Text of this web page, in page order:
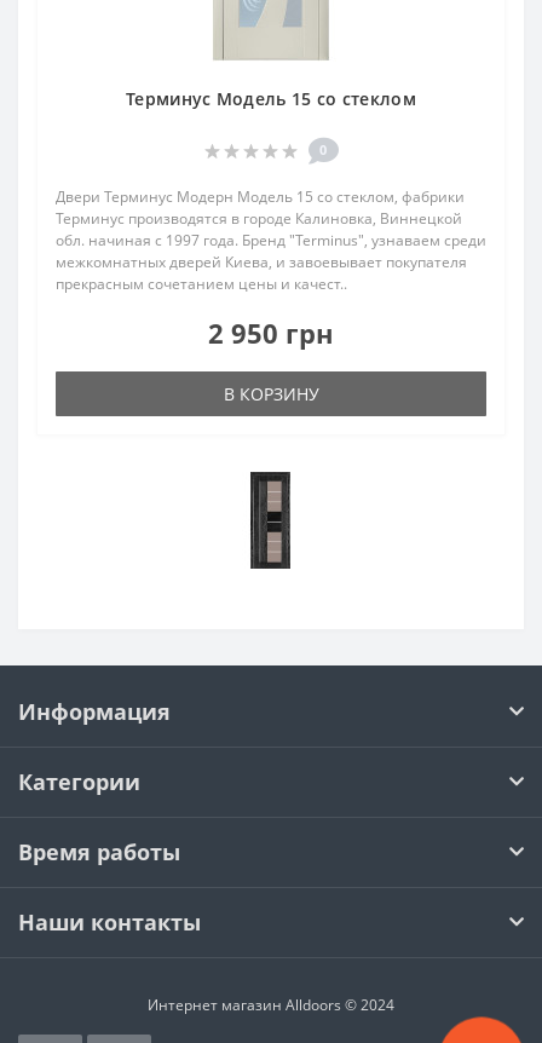
Терминус Модель 15 со стеклом
0
Двери Терминус Модерн Модель 15 со стеклом, фабрики
Терминус производятся в городе Калиновка, Виннецкой
обл. начиная с 1997 года. Бренд "Terminus", узнаваем среди
межкомнатных дверей Киева, и завоевывает покупателя
прекрасным сочетанием цены и качест..
2 950 грн
В КОРЗИНУ
Информация
Категории
Время работы
Наши контакты
Интернет магазин Alldoors © 2024